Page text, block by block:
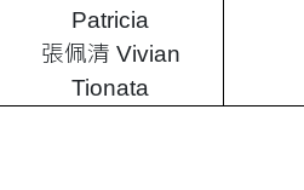
Patricia
張佩清 Vivian
Tionata